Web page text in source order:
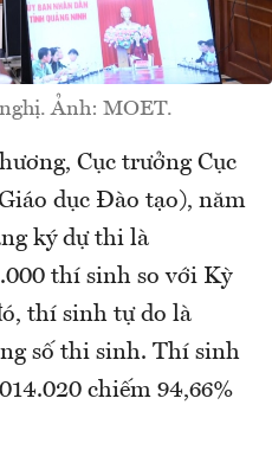
Ảnh: MOET.
Cục trưởng Cục
dục Đào tạo), năm
ký dự thi là
thí sinh so với Kỳ
thí sinh tự do là
số thi sinh. Thí sinh
chiếm 94,66%